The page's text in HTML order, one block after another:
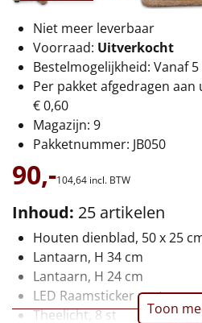
€100 en hoger
Alle kerstpakketten 2026
Thema
Origineel
Rituals
Luxe
Mannen
Vrouwen
Duurzaam
Niet meer leverbaar
Voorraad: Uitverkocht
Bestelmogelijkheid: Vanaf
Per pakket afgedragen aan
€ 0,60
Magazijn: 9
Pakketnummer: JB050
90,-104,64 incl. BTW
Inhoud: 25 artikelen
Houten dienblad, 50 x 25
Lantaarn, H 34 cm
Lantaarn, H 24 cm
LED Raamsticker party
Theelicht, 8 st
Toon